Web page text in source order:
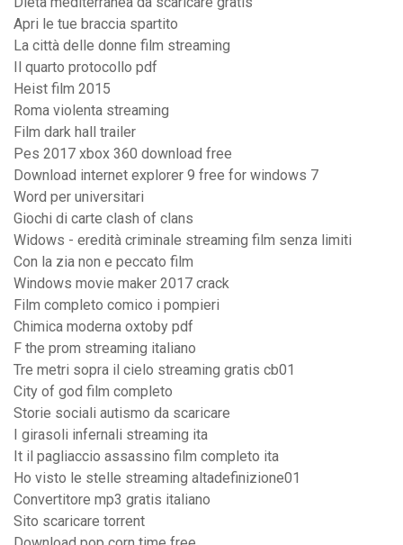
Apri le tue braccia spartito
La città delle donne film streaming
Il quarto protocollo pdf
Heist film 2015
Roma violenta streaming
Film dark hall trailer
Pes 2017 xbox 360 download free
Download internet explorer 9 free for windows 7
Word per universitari
Giochi di carte clash of clans
Widows - eredità criminale streaming film senza limiti
Con la zia non e peccato film
Windows movie maker 2017 crack
Film completo comico i pompieri
Chimica moderna oxtoby pdf
F the prom streaming italiano
Tre metri sopra il cielo streaming gratis cb01
City of god film completo
Storie sociali autismo da scaricare
I girasoli infernali streaming ita
It il pagliaccio assassino film completo ita
Ho visto le stelle streaming altadefinizione01
Convertitore mp3 gratis italiano
Sito scaricare torrent